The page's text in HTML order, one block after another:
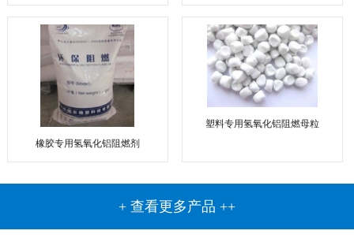
橡胶专用氢氧化铝阻燃剂
塑料专用氢氧化铝阻燃母粒
+ 查看更多产品 ++